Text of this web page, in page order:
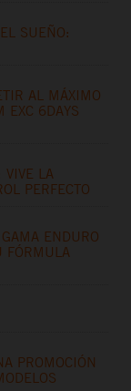
SUEÑO:
AL MÁXIMO
EXC 6DAYS
LA
PERFECTO
ENDURO
FÓRMULA
PROMOCIÓN